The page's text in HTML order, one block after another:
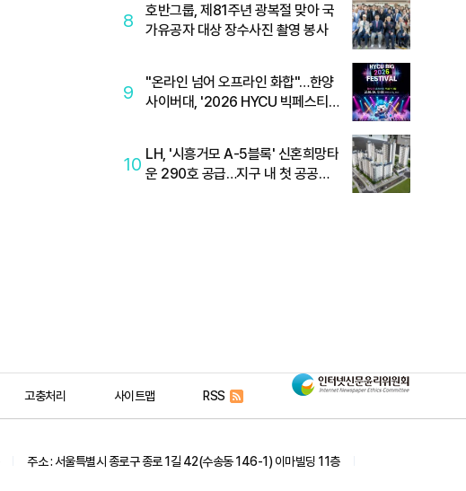
8
호반그룹, 제81주년 광복절 맞아 국
가유공자 대상 장수사진 촬영 봉사
9
"온라인 넘어 오프라인 화합"…한양
사이버대, '2026 HYCU 빅페스티
10 LH, '시흥거모 A-5블록' 신혼희망타
운 290호 공급…지구 내 첫 공공분
고충처리 사이트맵 RSS 인
주소 : 서울특별시 종로구 종로 1길 42(수송동 146-1) 이마빌딩 11층